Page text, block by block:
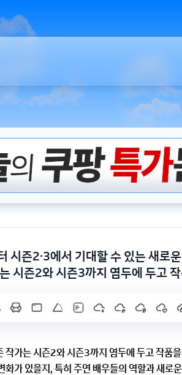
시즌2·3에서 기대할 수 있는 새로
시즌2와 시즌3까지 염두에 두고
작가는 시즌2와 시즌3까지 염두에 두고 작품
화가 있을지, 특히 주연 배우들의 역할과 새로